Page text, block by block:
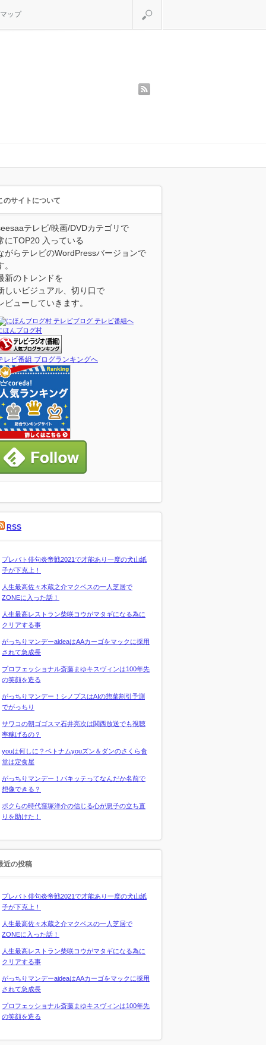
ップ
のサイトについて
テレビ/映画/DVDカテゴリで
にTOP20 入っている
がらテレビのWordPressバージョンで
。
新のトレンドを
しいビジュアル、切り口で
ビューしていきます。
ほんブログ村
レビ番組 ブログランキングへ
RSS
プレバト俳句炎帝戦2021で才能あり一度の犬山紙
子が下克上！
人生最高佐々木蔵之介マクベスの一人芝居で
ZONEに入った話！
人生最高レストラン柴咲コウがマタギになる為に
クリアする事
がっちりマンデーaideaはAAカーゴをマックに採用
されて急成長
プロフェッショナル斎藤まゆキスヴィンは100年先
の笑顔を造る
がっちりマンデー！シノプスはAIの惣菜割引予測
でがっちり
サワコの朝ゴゴスマ石井亮次は関西放送でも視聴
率稼げるの？
youは何しに？ベトナムyouズン＆ダンのさくら食
堂は定食屋
がっちりマンデー！パキッテってなんだか名前で
想像できる？
ボクらの時代窪塚洋介の信じる心が息子の立ち直
りを助けた！
近の投稿
プレバト俳句炎帝戦2021で才能あり一度の犬山紙
子が下克上！
人生最高佐々木蔵之介マクベスの一人芝居で
ZONEに入った話！
人生最高レストラン柴咲コウがマタギになる為に
クリアする事
がっちりマンデーaideaはAAカーゴをマックに採用
されて急成長
プロフェッショナル斎藤まゆキスヴィンは100年先
の笑顔を造る